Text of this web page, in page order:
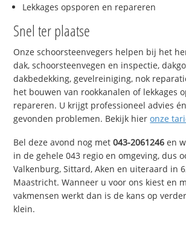
Lekkages opsporen en repareren
Snel ter plaatse
Onze schoorsteenvegers helpen bij het
dak, schoorsteenvegen en inspectie,
dakbedekking, gevelreiniging, nok
het bouwen van rookkanalen of lekkages
repareren. U krijgt professioneel advies
gevonden problemen. Bekijk hieronze
Bel deze avond nog met043-2061246 en
in de gehele 043 regio en omgeving, dus
Valkenburg, Sittard, Aken en uiteraard in
Maastricht. Wanneer u voor ons kiest en
vakmensen werkt dan is de kans op
klein.